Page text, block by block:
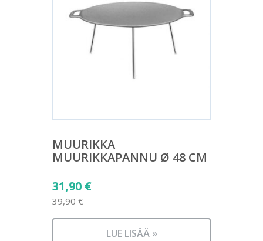
MUURIKKA
MUURIKKAPANNU Ø 48 CM
39,90€
Alkuperäinen
hinta
oli:
31,90 €
Nykyinen
LUE LISÄÄ »